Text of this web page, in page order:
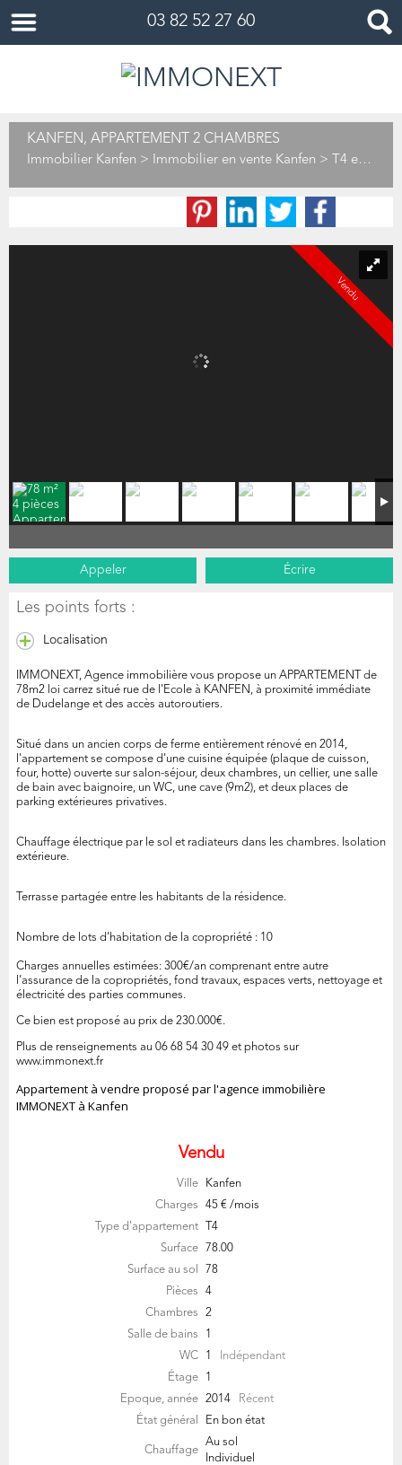
03 82 52 27 60
KANFEN, APPARTEMENT 2 CHAMBRES
Immobilier Kanfen > Immobilier en vente Kanfen > T4 en vente Kanfen
Vendu
Appeler Écrire
Les points forts :
Localisation
IMMONEXT, Agence immobilière vous propose un APPARTEMENT de
78m2 loi carrez situé rue de l'Ecole à KANFEN, à proximité immédiate
de Dudelange et des accès autoroutiers.
Situé dans un ancien corps de ferme entièrement rénové en 2014,
l'appartement se compose d'une cuisine équipée (plaque de cuisson,
four, hotte) ouverte sur salon-séjour, deux chambres, un cellier, une salle
de bain avec baignoire, un WC, une cave (9m2), et deux places de
parking extérieures privatives.
Chauffage électrique par le sol et radiateurs dans les chambres. Isolation
extérieure.
Terrasse partagée entre les habitants de la résidence.
Nombre de lots d’habitation de la copropriété : 10
Charges annuelles estimées: 300€/an comprenant entre autre
l’assurance de la copropriétés, fond travaux, espaces verts, nettoyage et
électricité des parties communes.
Ce bien est proposé au prix de 230.000€.
Plus de renseignements au 06 68 54 30 49 et photos sur
www.immonext.fr
Appartement à vendre proposé par l'agence immobilière
IMMONEXT à Kanfen
Vendu
Ville
Kanfen
Charges
45 € /mois
Type d'appartement
T4
Surface
78.00
Surface au sol
78
Pièces
4
Chambres
2
Salle de bains
1
WC
1
Indépendant
Étage
1
Epoque, année
2014
Récent
État général
En bon état
Chauffage
Au sol
Individuel